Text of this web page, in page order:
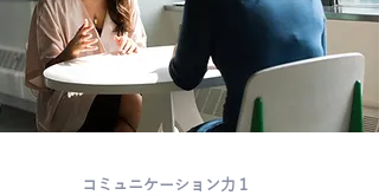
コミュニケーション力１